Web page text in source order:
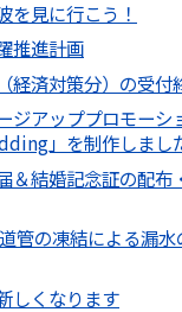
を見に行こう！
推進計画
経済対策分）の受付
ジアッププロモーシ
」を制作しまし
＆結婚記念証の配布
管の凍結による漏水
しくなります